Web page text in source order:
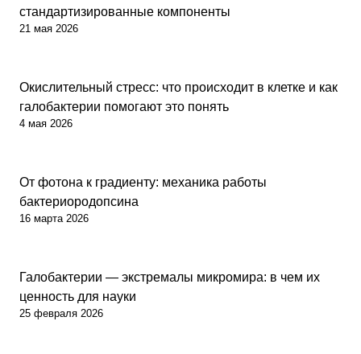
21 мая 2026
стандартизированные компоненты
Наука
4 мая 2026
Окислительный стресс: что происходит в клетке и как
галобактерии помогают это понять
Наука
16 марта 2026
От фотона к градиенту: механика работы
бактериородопсина
Наука
25 февраля 2026
Галобактерии — экстремалы микромира: в чем их
ценность для науки